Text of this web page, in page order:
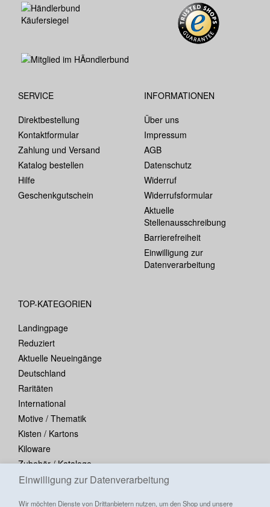
Einwilligung zur Datenverarbeitung
Wir möchten Dienste von Drittanbietern nutzen, um den Shop und unsere
SERVICE
Direktbestellung
Kontaktformular
Zahlung und Versand
Katalog bestellen
Hilfe
Geschenkgutschein
INFORMATIONEN
Über uns
Impressum
AGB
Datenschutz
Widerruf
Widerrufsformular
Aktuelle
Stellenausschreibung
Barrierefreiheit
Einwilligung zur
Datenverarbeitung
TOP-KATEGORIEN
Landingpage
Reduziert
Aktuelle Neueingänge
Deutschland
Raritäten
International
Motive / Thematik
Kisten / Kartons
Kiloware
Zubehör / Kataloge
Blocks / Kleinbogen